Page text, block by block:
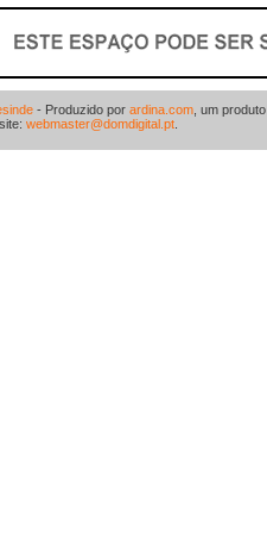
- Produzido por ardina.com , um
webmaster@domdigital.pt